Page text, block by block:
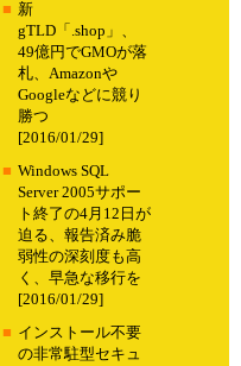
■ 新
gTLD「.shop」、
49億円でGMOが落
札、Amazonや
Googleなどに競り
勝つ
[2016/01/29]
■ Windows SQL
Server 2005サポー
ト終了の4月12日が
迫る、報告済み脆
弱性の深刻度も高
く、早急な移行を
[2016/01/29]
■ インストール不要
の非常駐型セキュ